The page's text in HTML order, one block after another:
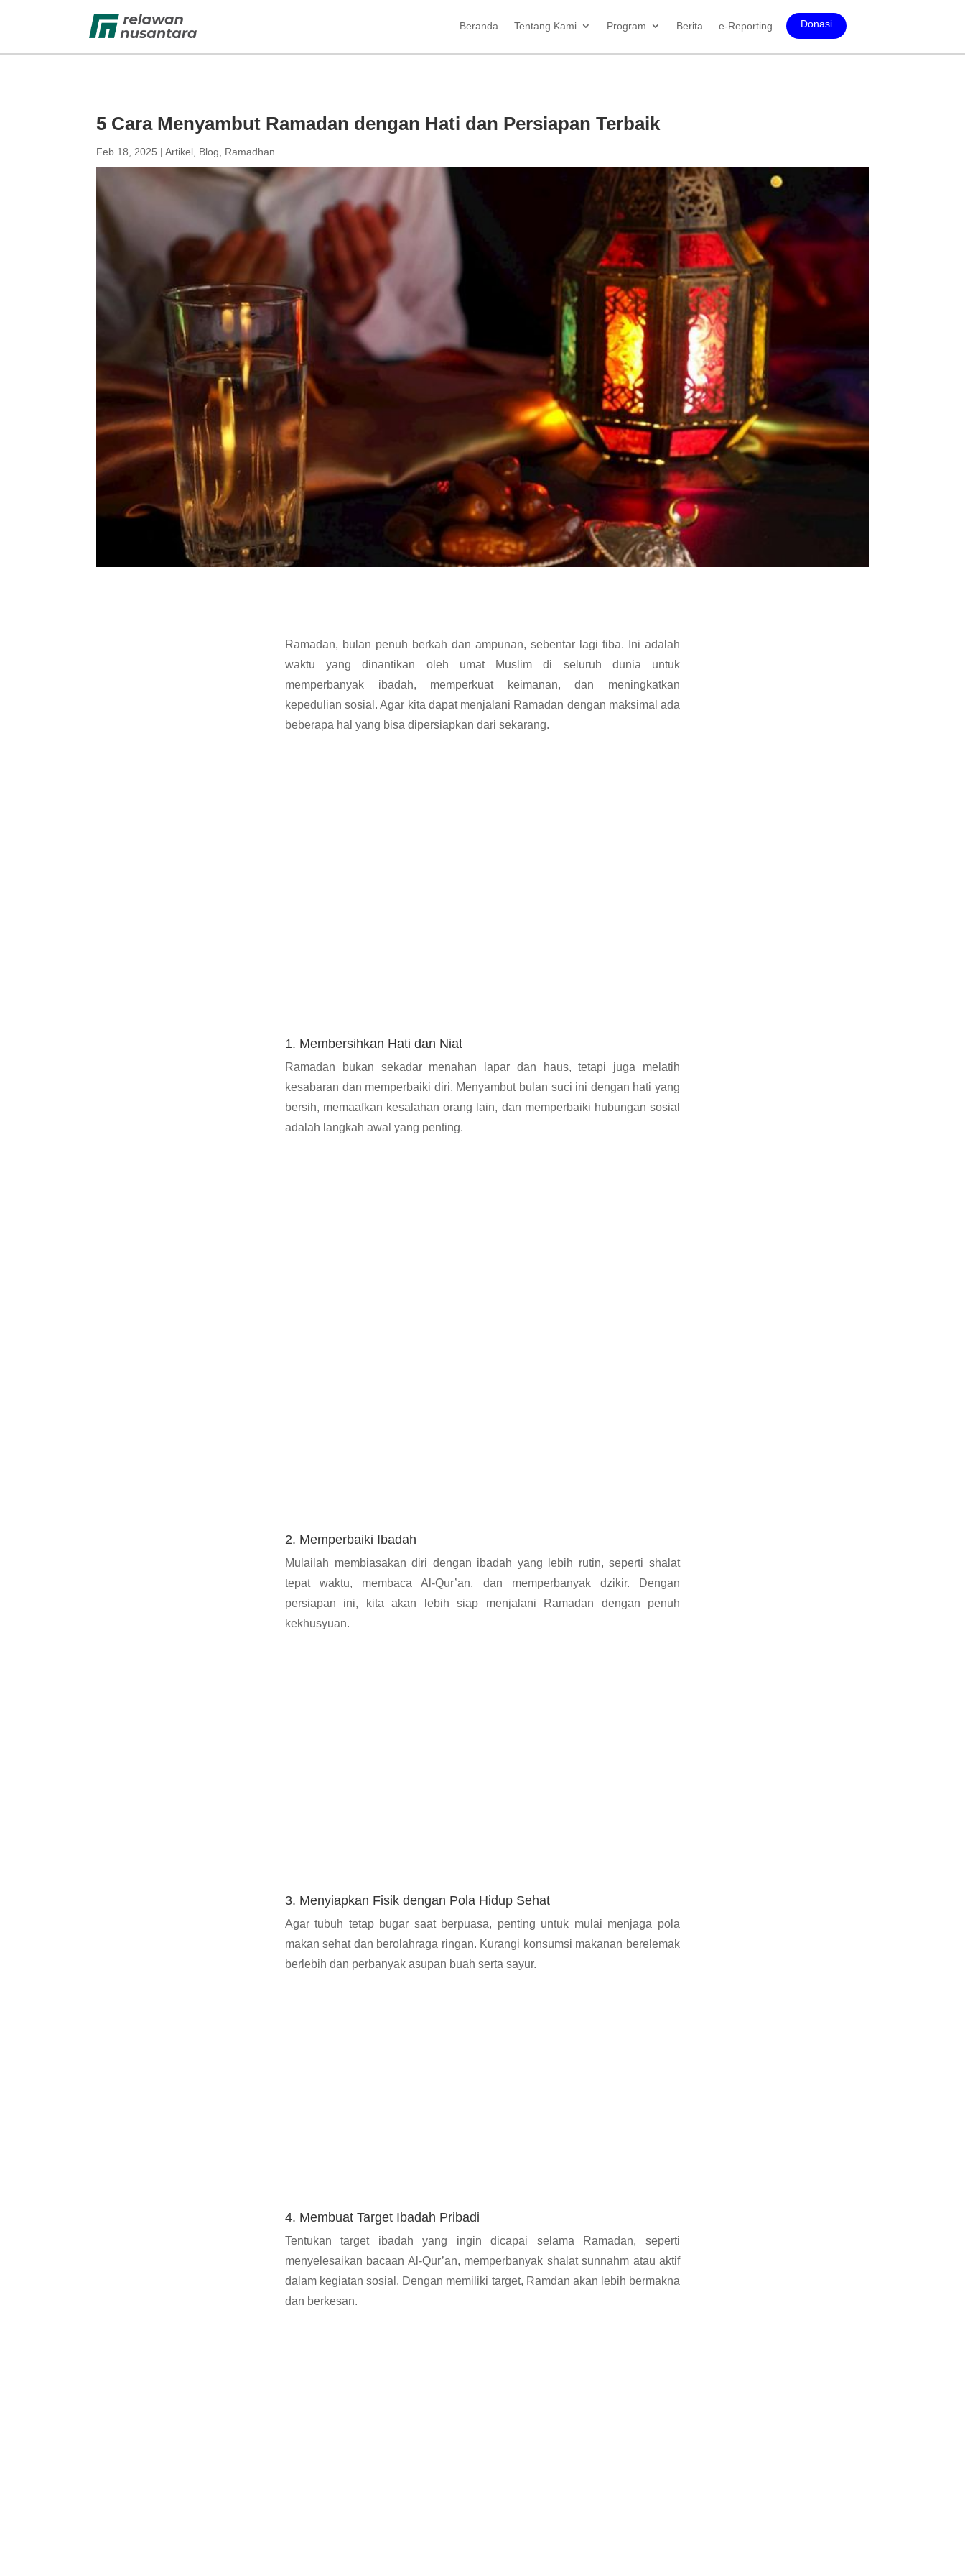
Beranda Tentang Kami Program Berita e-Reporting Donasi
5 Cara Menyambut Ramadan dengan Hati dan Persiapan Terbaik
Feb 18, 2025 |Artikel Blog Ramadhan
Ramadan, bulan penuh berkah dan ampunan, sebentar lagi tiba. Ini adalah
waktu yang dinantikan oleh umat Muslim di seluruh dunia untuk
memperbanyak ibadah, memperkuat keimanan, dan meningkatkan
kepedulian sosial. Agar kita dapat menjalani Ramadan dengan maksimal ada
beberapa hal yang bisa dipersiapkan dari sekarang.
1. Membersihkan Hati dan Niat
Ramadan bukan sekadar menahan lapar dan haus, tetapi juga melatih
kesabaran dan memperbaiki diri. Menyambut bulan suci ini dengan hati yang
bersih, memaafkan kesalahan orang lain, dan memperbaiki hubungan sosial
adalah langkah awal yang penting.
2. Memperbaiki Ibadah
Mulailah membiasakan diri dengan ibadah yang lebih rutin, seperti shalat
tepat waktu, membaca Al-Qur’an, dan memperbanyak dzikir. Dengan
persiapan ini, kita akan lebih siap menjalani Ramadan dengan penuh
kekhusyuan.
3. Menyiapkan Fisik dengan Pola Hidup Sehat
Agar tubuh tetap bugar saat berpuasa, penting untuk mulai menjaga pola
makan sehat dan berolahraga ringan. Kurangi konsumsi makanan berelemak
berlebih dan perbanyak asupan buah serta sayur.
4. Membuat Target Ibadah Pribadi
Tentukan target ibadah yang ingin dicapai selama Ramadan, seperti
menyelesaikan bacaan Al-Qur’an, memperbanyak shalat sunnahm atau aktif
dalam kegiatan sosial. Dengan memiliki target, Ramdan akan lebih bermakna
dan berkesan.